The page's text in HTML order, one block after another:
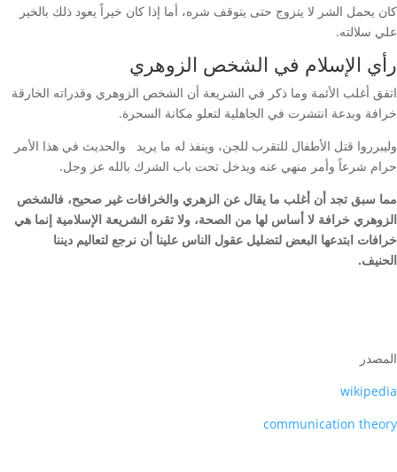
كان يحمل الشر لا يتزوج حتى يتوقف شره، أما إذا كان خيراً يعود ذلك بالخير
علي سلالته.
رأي الإسلام في الشخص الزوهري
اتفق أغلب الأئمة وما ذكر في الشريعة أن الشخص الزوهري وقدراته الخارقة
خرافة وبدعة انتشرت في الجاهلية لتعلو مكانة السحرة.
وليبرروا قتل الأطفال للتقرب للجن، وينفذ له ما يريد والحديث في هذا الأمر
حرام شرعاً وأمر منهي عنه ويدخل تحت باب الشرك بالله عز وجل.
مما سبق تجد أن أغلب ما يقال عن الزهري والخرافات غير صحيح، فالشخص
الزوهري خرافة لا أساس لها من الصحة، ولا تقره الشريعة الإسلامية إنما هي
خرافات ابتدعها البعض لتضليل عقول الناس علينا أن نرجع لتعاليم ديننا
الحنيف.
المصدر
wikipedia
communication theory